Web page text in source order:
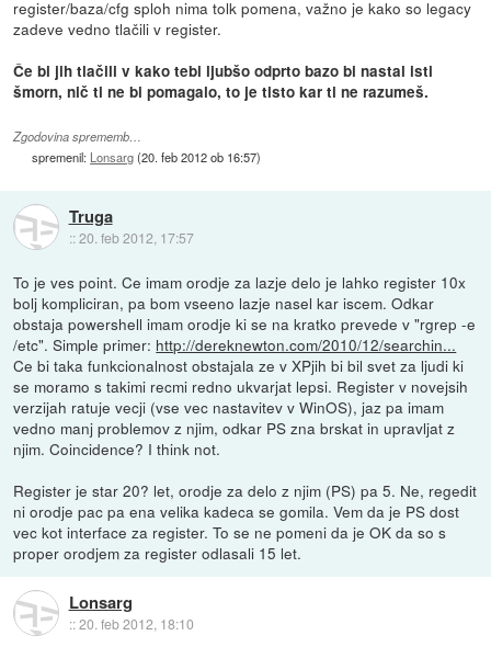
register/baza/cfg sploh nima tolk pomena, važno je kako so legacy
zadeve vedno tlačili v register.
Če bi jih tlačili v kako tebi ljubšo odprto bazo bi nastal isti
šmorn, nič ti ne bi pomagalo, to je tisto kar ti ne razumeš.
Zgodovina sprememb…
spremenil: Lonsarg(20. feb 2012 ob 16:57)
Truga
::20. feb 2012, 17:57
To je ves point. Ce imam orodje za lazje delo je lahko register 10x
bolj kompliciran, pa bom vseeno lazje nasel kar iscem. Odkar
obstaja powershell imam orodje ki se na kratko prevede v "rgrep -e
/etc". Simple primer: http://dereknewton.com/2010/12/searchin...
Ce bi taka funkcionalnost obstajala ze v XPjih bi bil svet za ljudi ki
se moramo s takimi recmi redno ukvarjat lepsi. Register v novejsih
verzijah ratuje vecji (vse vec nastavitev v WinOS), jaz pa imam
vedno manj problemov z njim, odkar PS zna brskat in upravljat z
njim. Coincidence? I think not.
Register je star 20? let, orodje za delo z njim (PS) pa 5. Ne, regedit
ni orodje pac pa ena velika kadeca se gomila. Vem da je PS dost
vec kot interface za register. To se ne pomeni da je OK da so s
proper orodjem za register odlasali 15 let.
Lonsarg
::20. feb 2012, 18:10